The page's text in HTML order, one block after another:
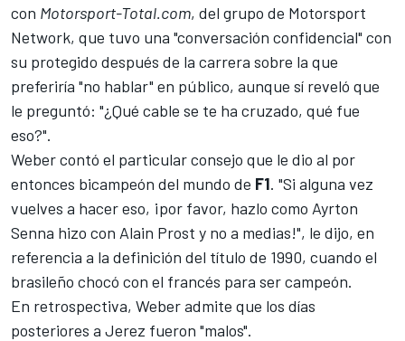
con Motorsport-Total.com, del grupo de Motorsport
Network, que tuvo una "conversación confidencial" con
su protegido después de la carrera sobre la que
preferiría "no hablar" en público, aunque sí reveló que
le preguntó: "¿Qué cable se te ha cruzado, qué fue
eso?".
Weber contó el particular consejo que le dio al por
entonces bicampeón del mundo de F1. "Si alguna vez
vuelves a hacer eso, ¡por favor, hazlo como Ayrton
Senna hizo con Alain Prost y no a medias!", le dijo, en
referencia a la definición del título de 1990, cuando el
brasileño chocó con el francés para ser campeón.
En retrospectiva, Weber admite que los días
posteriores a Jerez fueron "malos".